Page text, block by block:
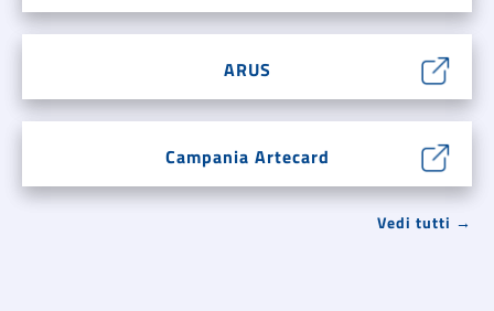
ARUS
Campania Artecard
Vedi tutti →